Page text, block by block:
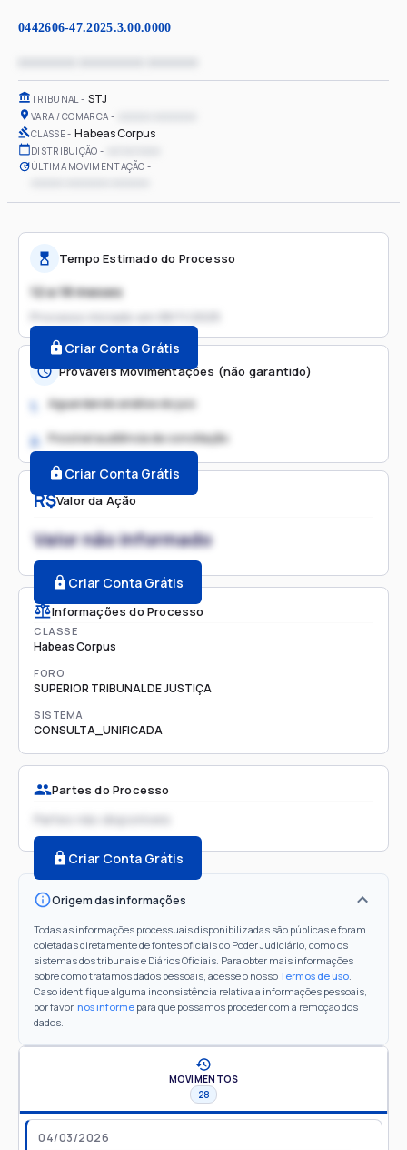
0442606-47.2025.3.00.0000
TRIBUNAL STJ
VARA / COMARCA
CLASSE Habeas Corpus
DISTRIBUIÇÃO
ÚLTIMA MOVIMENTAÇÃO
R$Valor da Ação
Valor não informado
Criar Conta Grátis
Informações do Processo
CLASSE
Habeas Corpus
FORO
SUPERIOR TRIBUNAL DE JUSTIÇA
SISTEMA
CONSULTA_UNIFICADA
Partes do Processo
Partes não disponíveis
Criar Conta Grátis
Origem das informações
Todas as informações processuais disponibilizadas são públicas e foram
coletadas diretamente de fontes oficiais do Poder Judiciário, como os
sistemas dos tribunais e Diários Oficiais. Para obter mais informações
sobre como tratamos dados pessoais, acesse o nossoTermos de uso.
Caso identifique alguma inconsistência relativa a informações pessoais,
por favor, nos informe para que possamos proceder com a remoção dos
dados.
Tempo Estimado do Processo
12 a 18 meses
Processo iniciado em
Criar Conta Grátis
Prováveis Movimentações (não garantido)
1. Aguardando análise do juiz
2. Possível audiência de conciliação
Criar Conta Grátis
MOVIMENTOS
28
04/03/2026